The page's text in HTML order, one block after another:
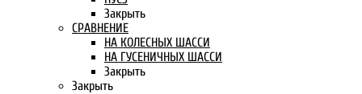
Закрыть
СРАВНЕНИЕ
НА КОЛЕСНЫХ ШАССИ
НА ГУСЕНИЧНЫХ ШАССИ
Закрыть
Закрыть